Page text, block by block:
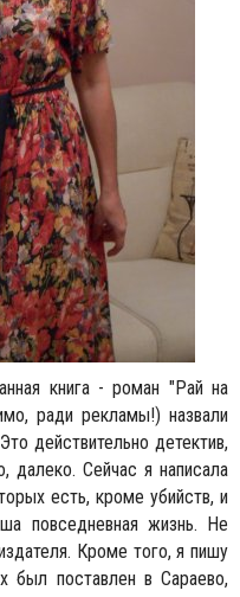
книга - роман "Рай на
ради рекламы!) назвали
действительно детектив,
далеко. Сейчас я написала
есть, кроме убийств, и
повседневная жизнь. Не
Кроме того, я пишу
был поставлен в Сараево,